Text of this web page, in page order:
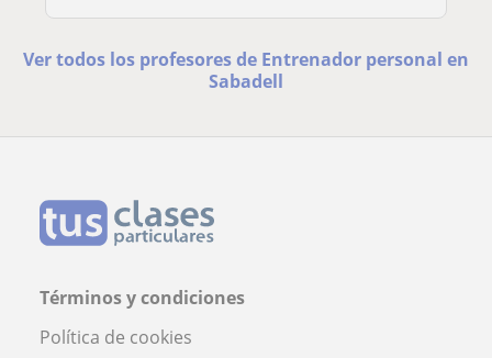
Ver todos los profesores de Entrenador personal en
Sabadell
Términos y condiciones
Política de cookies